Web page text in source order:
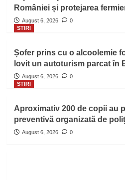
României și protejarea
August 6, 2026
0
STIRI
Șofer prins cu o alcoolemie
lovit un autoturism parcat în
August 6, 2026
0
STIRI
Aproximativ 200 de copii au
preventivă organizată de
August 6, 2026 0